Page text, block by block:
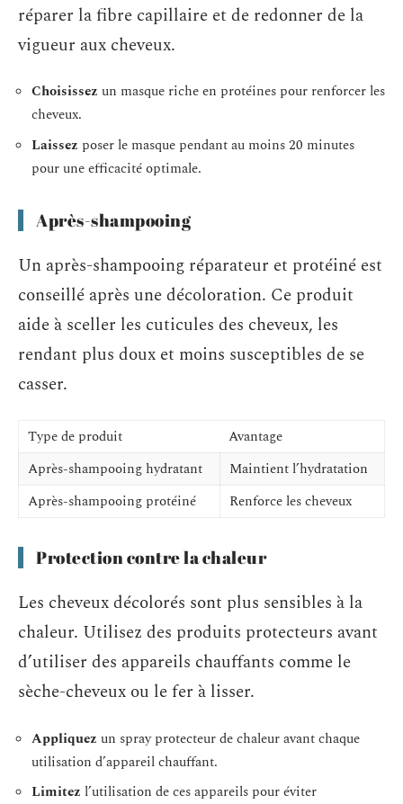
réparer la fibre capillaire et de redonner de la
vigueur aux cheveux.
Choisissez un masque riche en protéines pour renforcer les
cheveux.
Laissez poser le masque pendant au moins 20 minutes
pour une efficacité optimale.
Après-shampooing
Un après-shampooing réparateur et protéiné est
conseillé après une décoloration. Ce produit
aide à sceller les cuticules des cheveux, les
rendant plus doux et moins susceptibles de se
casser.
Type de produit
Avantage
Après-shampooing hydratant
Maintient l’hydratation
Après-shampooing protéiné
Renforce les cheveux
Protection contre la chaleur
Les cheveux décolorés sont plus sensibles à la
chaleur. Utilisez des produits protecteurs avant
d’utiliser des appareils chauffants comme le
sèche-cheveux ou le fer à lisser.
Appliquez un spray protecteur de chaleur avant chaque
utilisation d’appareil chauffant.
Limitez l’utilisation de ces appareils pour éviter